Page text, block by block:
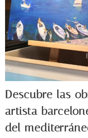
Descubre las
artista
del